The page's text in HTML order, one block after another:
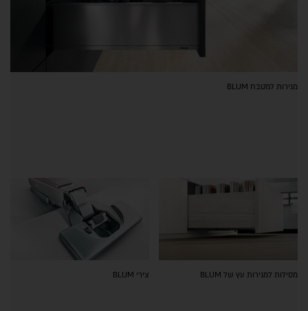
מגירות למטבח BLUM
מסילות למגירות עץ של BLUM צירי BLUM